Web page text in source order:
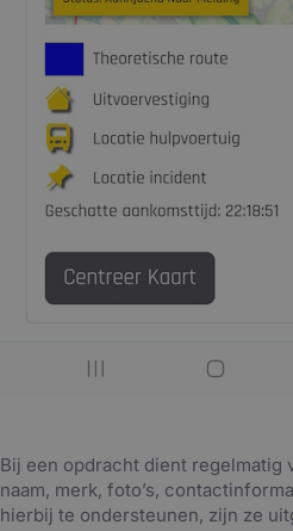
Bij een opdracht dient regelmatig
naam, merk, foto’s,
hierbij te ondersteunen, zijn ze